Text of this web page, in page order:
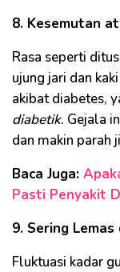
8. Kesemutan
Rasa seperti
ujung jari dan
akibat diabetes,
diabetik. Gejala
dan makin parah
Baca Juga:
Pasti Penyakit
9. Sering
Fluktuasi kadar